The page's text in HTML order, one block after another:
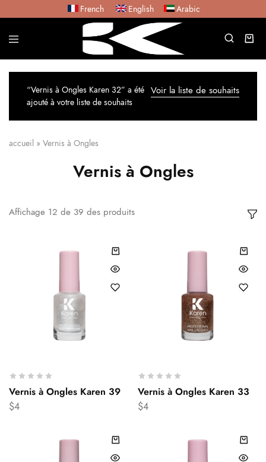
French English Arabic
Voir la liste de souhaits
“Vernis à Ongles Karen 32” a été
ajouté à votre liste de souhaits
accueil » Vernis à Ongles
Vernis à Ongles
Affichage 12 de 39 des produits
Vernis à Ongles Karen 39
$4
Vernis à Ongles Karen 33
$4